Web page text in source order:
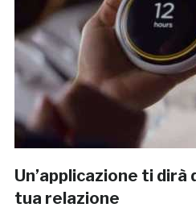
Un’applicazione ti
tua relazione